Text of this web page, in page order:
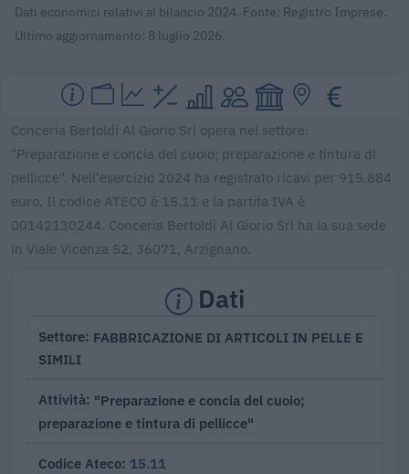
Dati economici relativi al bilancio 2024. Fonte: Registro Imprese.
Ultimo aggiornamento: 8 luglio 2026.
Conceria Bertoldi Al Giorio Srl opera nel settore:
"Preparazione e concia del cuoio; preparazione e tintura di
pellicce". Nell'esercizio 2024 ha registrato ricavi per 915.884
euro. Il codice ATECO è 15.11 e la partita IVA è
00142130244. Conceria Bertoldi Al Giorio Srl ha la sua sede
in Viale Vicenza 52, 36071, Arzignano.
Dati
Settore FABBRICAZIONE DI ARTICOLI IN PELLE E
SIMILI
Attività "Preparazione e concia del cuoio;
preparazione e tintura di pellicce"
Codice Ateco 15.11